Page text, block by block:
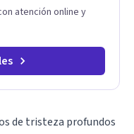
atención online y
de tristeza profundos